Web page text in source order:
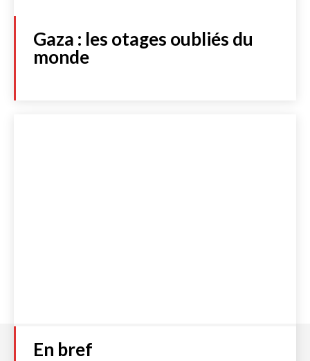
Gaza : les otages oubliés du
monde
En bref